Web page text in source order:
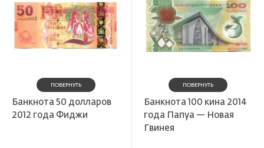
ПОВЕРНУТЬ
Банкнота 50 долларов
2012 года Фиджи
ПОВЕРНУТЬ
Банкнота 100 кина 2014
года Папуа — Новая
Гвинея